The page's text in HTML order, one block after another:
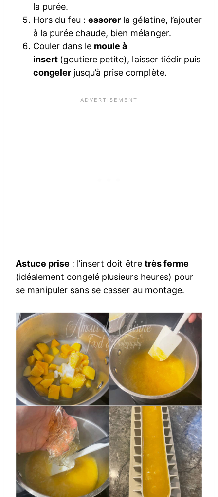
la purée.
Hors du feu :essorer la gélatine, l’ajouter
à la purée chaude, bien mélanger.
Couler dans le moule à
insert (goutiere petite), laisser tiédir puis
congeler jusqu’à prise complète.
Astuce prise : l’insert doit être très ferme
(idéalement congelé plusieurs heures) pour
se manipuler sans se casser au montage.